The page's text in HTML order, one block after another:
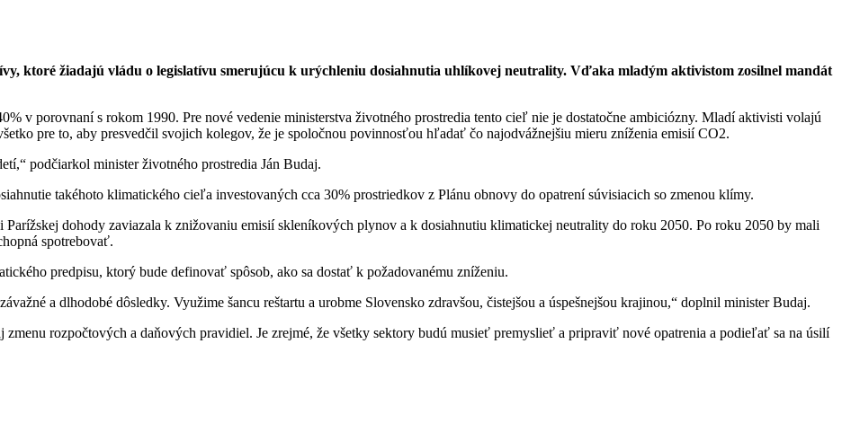
ktoré žiadajú vládu o legislatívu smerujúcu k urýchleniu dosiahnutia uhlíkovej neutrality. Vďaka mladým aktivistom zosilnel mandát
v porovnaní s rokom 1990. Pre nové vedenie ministerstva životného prostredia tento cieľ nie je dostatočne ambiciózny. Mladí aktivisti volajú
pre to, aby presvedčil svojich kolegov, že je spoločnou povinnosťou hľadať čo najodvážnejšiu mieru zníženia emisií CO2.
podčiarkol minister životného prostredia Ján Budaj.
takéhoto klimatického cieľa investovaných cca 30% prostriedkov z Plánu obnovy do opatrení súvisiacich so zmenou klímy.
dohody zaviazala k znižovaniu emisií skleníkových plynov a k dosiahnutiu klimatickej neutrality do roku 2050. Po roku 2050 by mali
spotrebovať.
predpisu, ktorý bude definovať spôsob, ako sa dostať k požadovanému zníženiu.
a dlhodobé dôsledky. Využime šancu reštartu a urobme Slovensko zdravšou, čistejšou a úspešnejšou krajinou,“ doplnil minister Budaj.
rozpočtových a daňových pravidiel. Je zrejmé, že všetky sektory budú musieť premyslieť a pripraviť nové opatrenia a podieľať sa na úsilí